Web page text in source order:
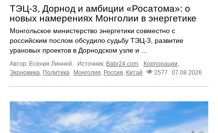
ТЭЦ-3, Дорнод и амбиции «Росатома»: о
новых намерениях Монголии в энергетике
Монгольское министерство энергетики совместно с
российским послом обсудило судьбу ТЭЦ‑3, развитие
урановых проектов в Дорнодском узле и ...
Автор: Есения Линней. Источник: Babr24.com. Корпорации,
Экономика Политика Монголия Россия Китай 2577 07.08.2026